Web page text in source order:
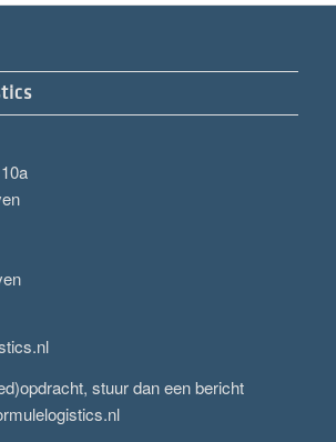
stuur dan een bericht